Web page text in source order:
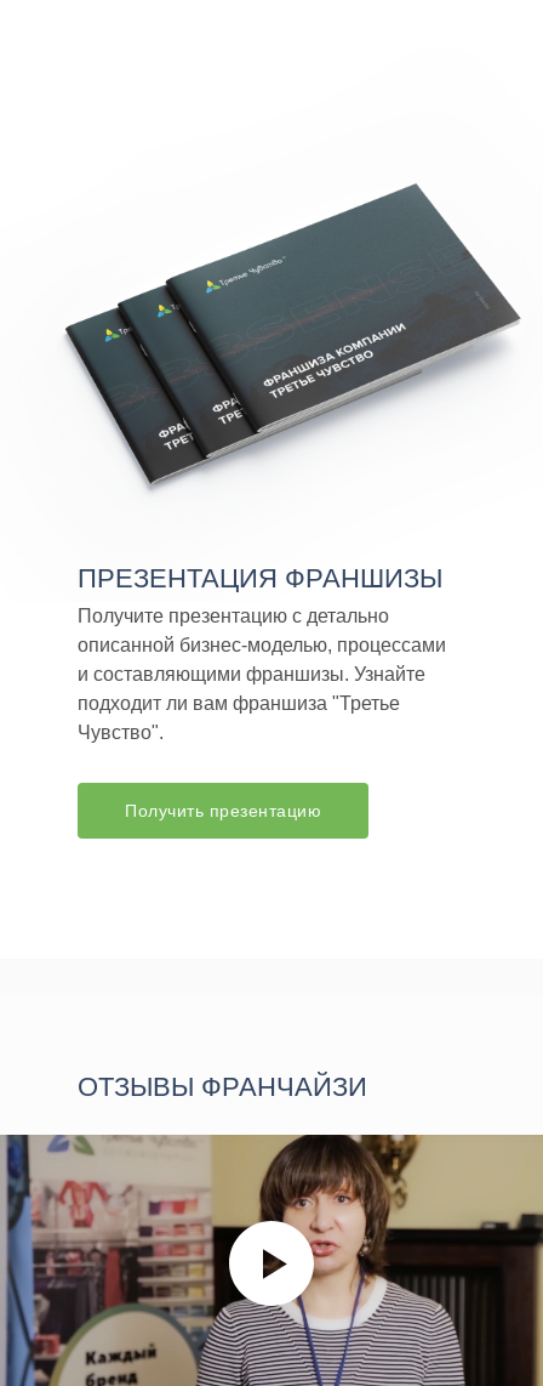
ПРЕЗЕНТАЦИЯ ФРАНШИЗЫ
Получите презентацию с детально
описанной бизнес-моделью, процессами
и составляющими франшизы. Узнайте
подходит ли вам франшиза "Третье
Чувство".
Получить презентацию
ОТЗЫВЫ ФРАНЧАЙЗИ